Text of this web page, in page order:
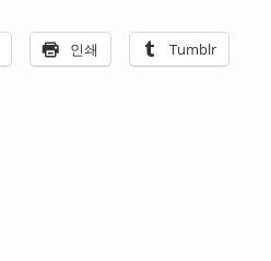
인쇄 Tumblr